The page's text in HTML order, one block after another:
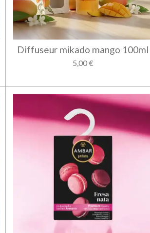
Diffuseur mikado mango 100ml
5,00 €